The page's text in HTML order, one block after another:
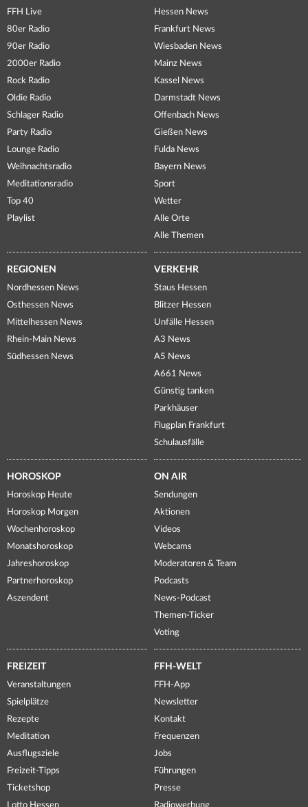
FFH Live
80er Radio
90er Radio
2000er Radio
Rock Radio
Oldie Radio
Schlager Radio
Party Radio
Lounge Radio
Weihnachtsradio
Meditationsradio
Top 40
Playlist
Hessen News
Frankfurt News
Wiesbaden News
Mainz News
Kassel News
Darmstadt News
Offenbach News
Gießen News
Fulda News
Bayern News
Sport
Wetter
Alle Orte
Alle Themen
REGIONEN
Nordhessen News
Osthessen News
Mittelhessen News
Rhein-Main News
Südhessen News
VERKEHR
Staus Hessen
Blitzer Hessen
Unfälle Hessen
A3 News
A5 News
A661 News
Günstig tanken
Parkhäuser
Flugplan Frankfurt
Schulausfälle
HOROSKOP
Horoskop Heute
Horoskop Morgen
Wochenhoroskop
Monatshoroskop
Jahreshoroskop
Partnerhoroskop
Aszendent
ON AIR
Sendungen
Aktionen
Videos
Webcams
Moderatoren & Team
Podcasts
News-Podcast
Themen-Ticker
Voting
FREIZEIT
Veranstaltungen
Spielplätze
Rezepte
Meditation
Ausflugsziele
Freizeit-Tipps
Ticketshop
Lotto Hessen
FFH-WELT
FFH-App
Newsletter
Kontakt
Frequenzen
Jobs
Führungen
Presse
Radiowerbung